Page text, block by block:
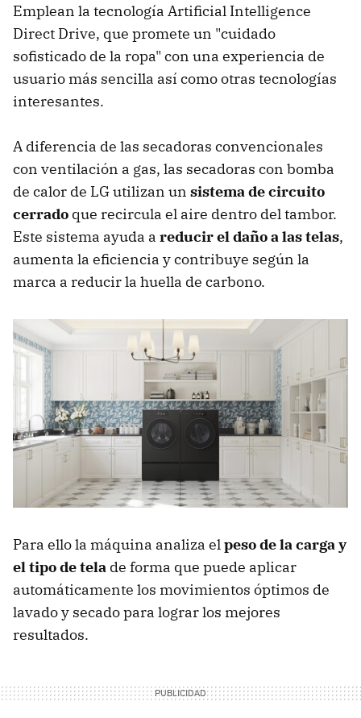
Emplean la tecnología Artificial Intelligence
Direct Drive, que promete un "cuidado
sofisticado de la ropa" con una experiencia de
usuario más sencilla así como otras tecnologías
interesantes.
A diferencia de las secadoras convencionales
con ventilación a gas, las secadoras con bomba
de calor de LG utilizan un sistema de circuito
cerrado que recircula el aire dentro del tambor.
Este sistema ayuda a reducir el daño a las telas,
aumenta la eficiencia y contribuye según la
marca a reducir la huella de carbono.
Para ello la máquina analiza elpeso de la carga y
el tipo de tela de forma que puede aplicar
automáticamente los movimientos óptimos de
lavado y secado para lograr los mejores
resultados.